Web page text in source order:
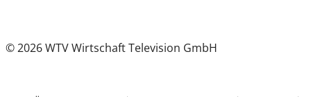
© 2026 WTV Wirtschaft Television GmbH